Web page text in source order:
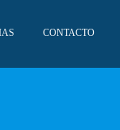
CONTACTO